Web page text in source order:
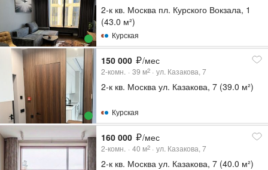
2-к кв. Москва пл. Курского Вокзала, 1
(43.0 м²)
Курская
150 000 /мес
2-комн. 39 м2 ул. Казакова, 7
2-к кв. Москва ул. Казакова, 7 (39.0 м²)
Курская
160 000 /мес
2-комн. 40 м2 ул. Казакова, 7
2-к кв. Москва ул. Казакова, 7 (40.0 м²)